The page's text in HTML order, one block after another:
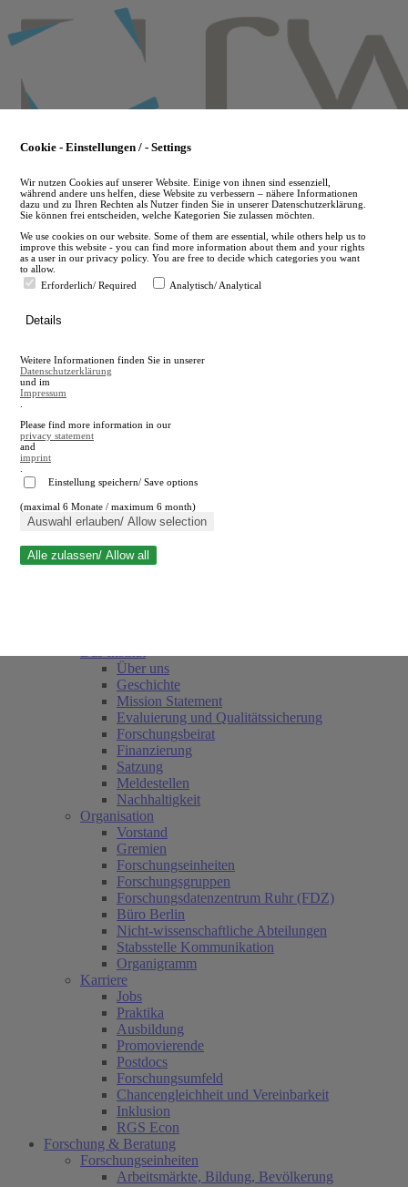
to
main
en
A
A
Suche schließen
Über uns
Geschichte
Mission Statement
Evaluierung und Qualitätssicherung
Forschungsbeirat
Finanzierung
Satzung
Meldestellen
Nachhaltigkeit
Organisation
Vorstand
Gremien
Forschungseinheiten
Forschungsgruppen
Forschungsdatenzentrum Ruhr (FDZ)
Büro Berlin
Nicht-wissenschaftliche Abteilungen
Stabsstelle Kommunikation
Organigramm
Karriere
Jobs
Praktika
Ausbildung
Promovierende
Postdocs
Forschungsumfeld
Chancengleichheit und Vereinbarkeit
Inklusion
RGS Econ
Forschung & Beratung
Forschungseinheiten
Arbeitsmärkte, Bildung, Bevölkerung
Cookie - Einstellungen / - Settings
Wir nutzen Cookies auf unserer Website. Einige von ihnen sind essenziell,
während andere uns helfen, diese Website zu verbessern – nähere Informationen
dazu und zu Ihren Rechten als Nutzer finden Sie in unserer Datenschutzerklärung.
Sie können frei entscheiden, welche Kategorien Sie zulassen möchten.
We use cookies on our website. Some of them are essential, while others help us to
improve this website - you can find more information about them and your rights
as a user in our privacy policy. You are free to decide which categories you want
to allow.
Erforderlich/ Required
Analytisch/ Analytical
Details
Weitere Informationen finden Sie in unserer
Datenschutzerklärung
und im
Impressum
Please find more information in our
privacy statement
and
imprint
Einstellung speichern/ Save options
(maximal 6 Monate / maximum 6 month)
Auswahl erlauben/ Allow selection
Alle zulassen/ Allow all